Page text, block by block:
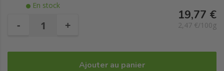
En stock
- +
19,77 €
2,47 €/100g
Ajouter au panier